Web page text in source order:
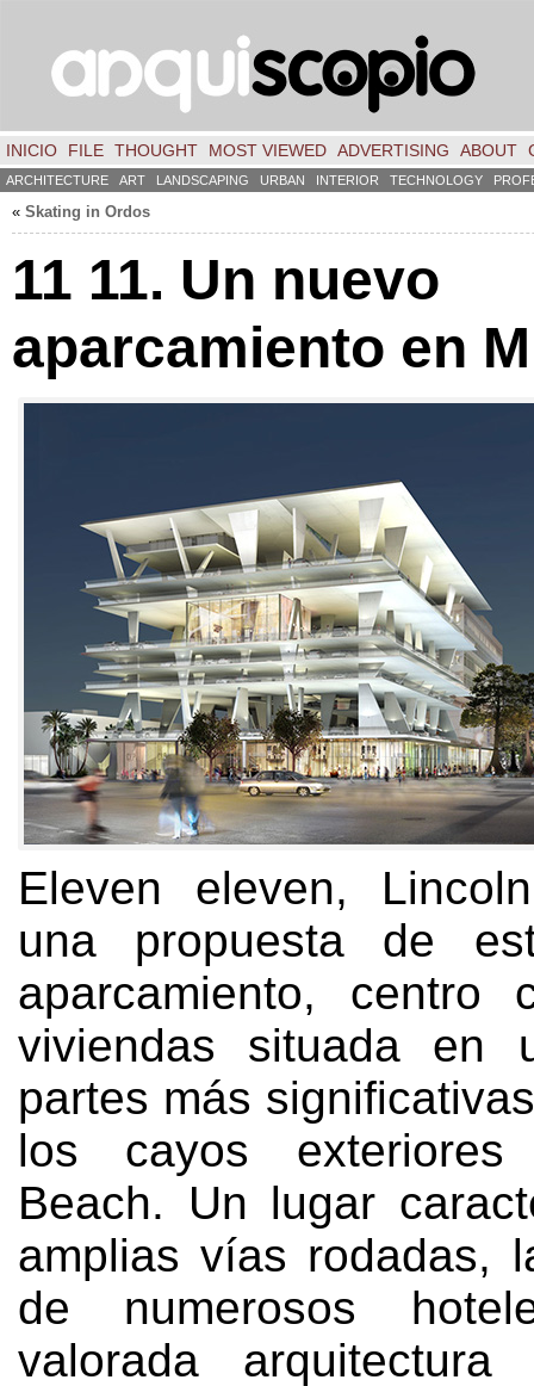
INICIO FILE THOUGHT MOST VIEWED ADVERTISING ABOUT
ARCHITECTURE ART LANDSCAPING URBAN INTERIOR TECHNOLOGY
« Skating in Ordos
11 11. Un nuevo
aparcamiento en
Eleven eleven,
una propuesta de
aparcamiento, centro
viviendas situada en
partes más
los cayos
Beach. Un lugar
amplias vías rodadas,
de numerosos
valorada